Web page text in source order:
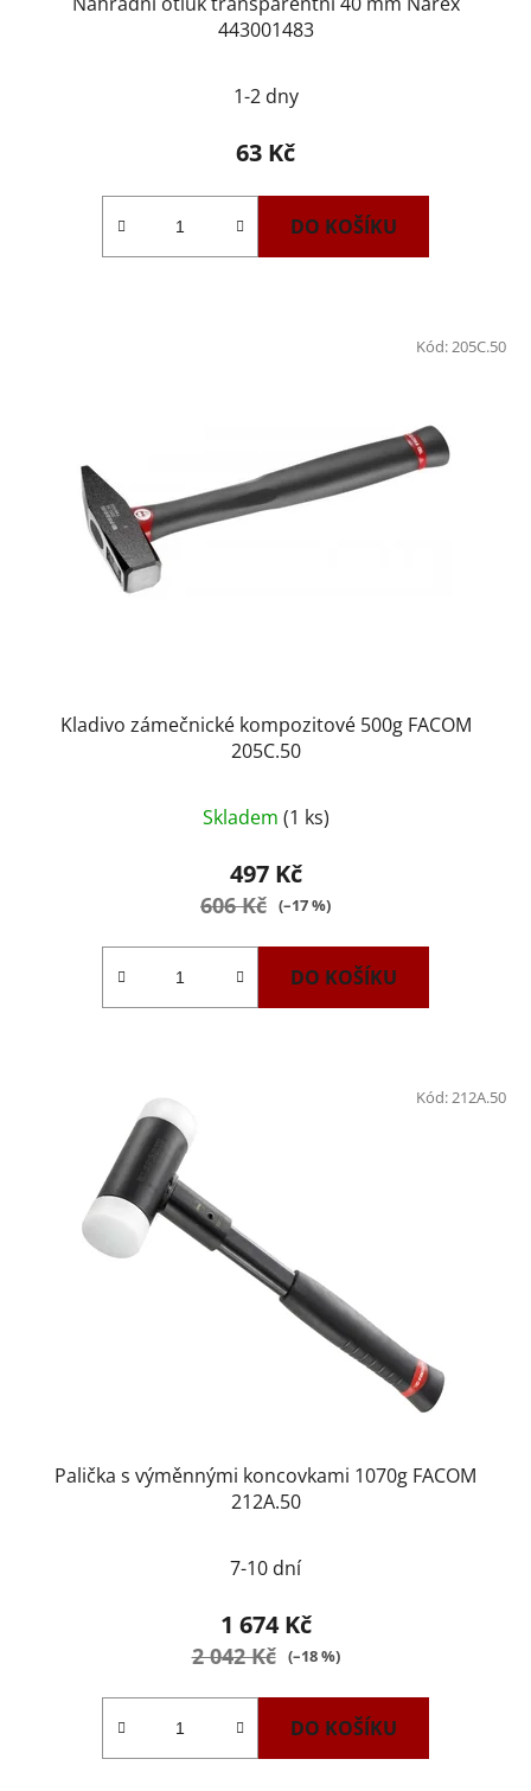
443001483
1-2 dny
63 Kč
DO KOŠÍKU
Kladivo zámečnické kompozitové 500g FACOM
205C.50
Skladem (1 ks)
497 Kč
606 Kč (–17 %)
DO KOŠÍKU
Kód:205C.50
Palička s výměnnými koncovkami 1070g FACOM
212A.50
7-10 dní
1 674 Kč
2 042 Kč (–18 %)
DO KOŠÍKU
Kód:212A.50